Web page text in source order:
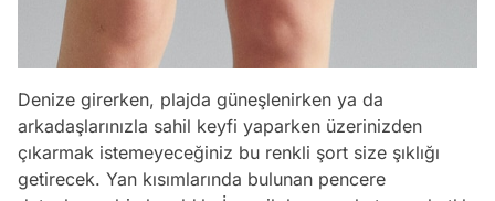
Denize girerken, plajda güneşlenirken ya da
arkadaşlarınızla sahil keyfi yaparken üzerinizden
çıkarmak istemeyeceğiniz bu renkli şort size şıklığı
getirecek. Yan kısımlarında bulunan pencere